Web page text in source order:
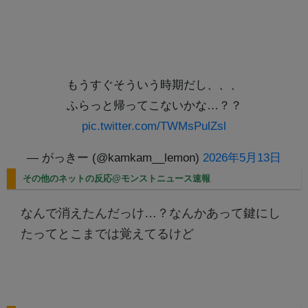
もうすぐそういう時期だし、、、
ふらっと帰ってこないかな…？？
pic.twitter.com/TWMsPulZsl
— がっきー (@kamkam__lemon) 2026年5月13日
その他のネットの反応@モンストニュース速報
なんで消えたんだっけ…？なんかあって鍵にし
たってとこまでは覚えてるけど